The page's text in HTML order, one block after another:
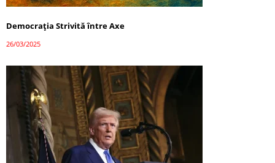
Democrația Strivită între Axe
26/03/2025